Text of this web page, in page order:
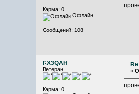
Карма: 0
Офлайн
Сообщений: 108
RX3QAH
Ветеран
Карма: 0
«